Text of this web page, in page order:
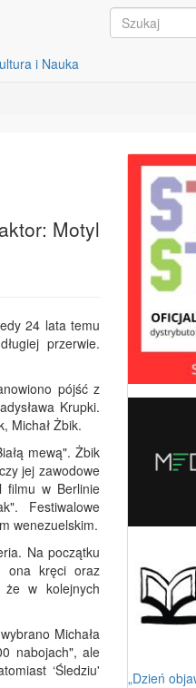
i Nauka
Motyl
24 lata temu
przerwie.
pójść z
Krupki.
Michał Żbik.
mewą". Żbik
jej zawodowe
filmu w Berlinie
Festiwalowe
wenezuelskim.
Na początku
ona kręci oraz
że w kolejnych
Michała
nabojach", ale
‘Śledziu'
„Dzień